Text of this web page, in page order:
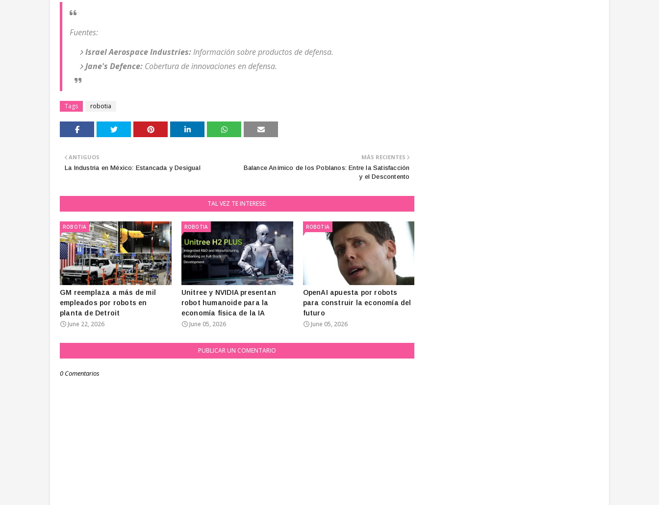
Fuentes:
Israel Aerospace Industries:Información sobre productos de defensa.
Jane's Defence: Cobertura de innovaciones en defensa.
Tags robotia
MÁS RECIENTES
Balance Anímico de los Poblanos: Entre la Satisfacción
y el Descontento
ANTIGUOS
La Industria en México: Estancada y Desigual
TAL VEZ TE INTERESE:
ROBOTIA
GM reemplaza a más de mil
empleados por robots en
planta de Detroit
June 22, 2026
ROBOTIA
Unitree y NVIDIA presentan
robot humanoide para la
economía física de la IA
June 05, 2026
ROBOTIA
OpenAI apuesta por robots
para construir la economía del
futuro
June 05, 2026
PUBLICAR UN COMENTARIO
0 Comentarios